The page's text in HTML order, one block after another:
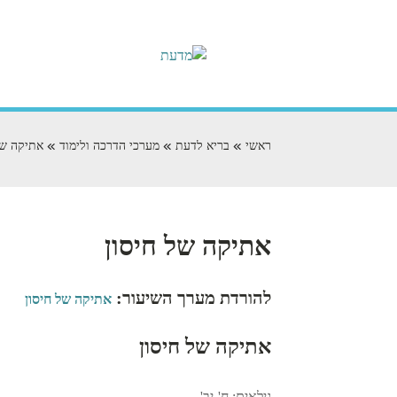
ראשי בריא לדעת מערכי הדרכה ולימוד אתיקה
אתיקה של חיסון
להורדת מערך השיעור: אתיקה של חיסון
אתיקה של חיסון